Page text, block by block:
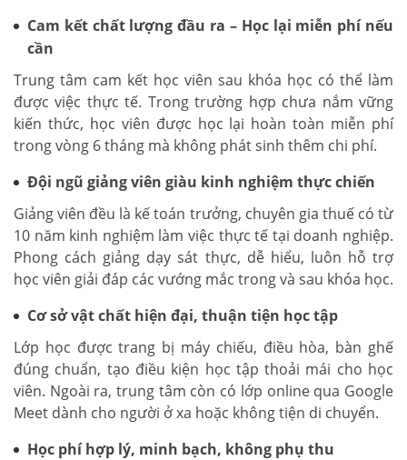
Cam kết chất lượng đầu ra – Học lại miễn phí nếu
cần
Trung tâm cam kết học viên sau khóa học có thể làm
được việc thực tế. Trong trường hợp chưa nắm vững
kiến thức, học viên được học lại hoàn toàn miễn phí
trong vòng 6 tháng mà không phát sinh thêm chi phí.
Đội ngũ giảng viên giàu kinh nghiệm thực chiến
Giảng viên đều là kế toán trưởng, chuyên gia thuế có từ
10 năm kinh nghiệm làm việc thực tế tại doanh nghiệp.
Phong cách giảng dạy sát thực, dễ hiểu, luôn hỗ trợ
học viên giải đáp các vướng mắc trong và sau khóa học.
Cơ sở vật chất hiện đại, thuận tiện học tập
Lớp học được trang bị máy chiếu, điều hòa, bàn ghế
đúng chuẩn, tạo điều kiện học tập thoải mái cho học
viên. Ngoài ra, trung tâm còn có lớp online qua Google
Meet dành cho người ở xa hoặc không tiện di chuyển.
Học phí hợp lý, minh bạch, không phụ thu